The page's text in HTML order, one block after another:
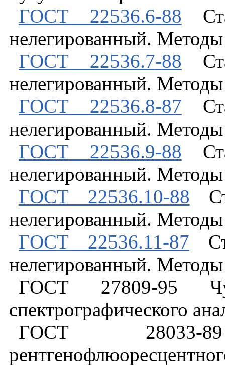
ГОСТ22536.6-88
нелегированный. Методы
ГОСТ22536.7-88
нелегированный. Методы
ГОСТ22536.8-87
нелегированный. Методы
ГОСТ22536.9-88
нелегированный. Методы
ГОСТ22536.10-88
нелегированный. Методы
ГОСТ22536.11-87
нелегированный. Методы
ГОСТ27809-95
спектрографического
ГОСТ28033-89